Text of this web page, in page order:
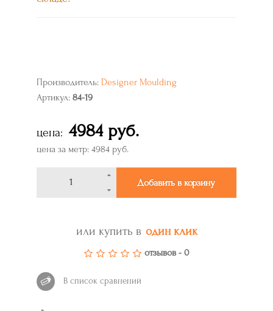
Производитель: Designer Moulding
Артикул: 84-19
цена: 4984 руб.
цена за метр: 4984 руб.
Добавить в корзину
или купить в один клик
отзывов - 0
В список сравнений